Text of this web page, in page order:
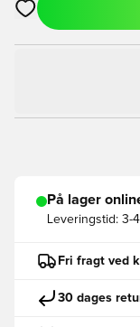
Åbner en Modal til
På lager
Leveringstid: 3-
Fri fragt ved
30 dages